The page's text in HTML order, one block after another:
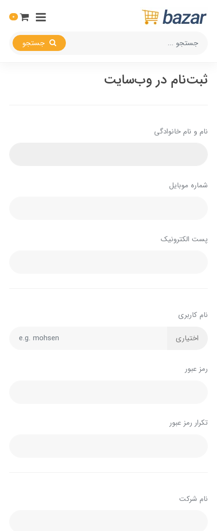
0
ثبت‌نام در وب‌سایت
نام و نام خانوادگی
شماره موبایل
پست الکترونیک
نام کاربری
اختیاری
رمز عبور
تکرار رمز عبور
نام شرکت